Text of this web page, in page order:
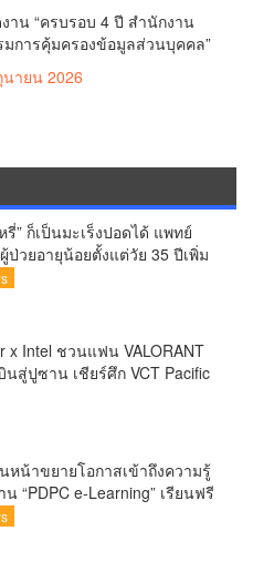
2026
าน “ครบรอบ 4 ปี สำนักงาน
การคุ้มครองข้อมูลส่วนบุคคล”
มั่นเศรษฐกิจดิจิทัล
นายน 2026
รี่” ก็เป็นมะเร็งปอดได้ แพทย์
ป่วยอายุน้อยตั้งแต่วัย 35 ปีเพิ่ม
กว่า 70% รู้ตัวเมื่อโรคลุกลาม
x Intel ชวนแฟน VALORANT
สู่ปูซาน เชียร์ศึก VCT Pacific
ประเทศเกาหลีใต้ Predator
ตลอดทัวร์นาเมนต์
หน้าขยายโอกาสเข้าถึงความรู้
น “PDPC e-Learning” เรียนฟรี
วลา พร้อมประกาศนียบัตร ต่อย